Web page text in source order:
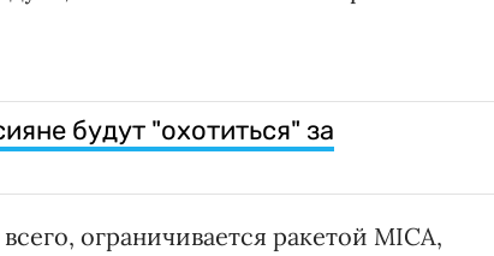
будут "охотиться" за
ограничивается ракетой MICA,